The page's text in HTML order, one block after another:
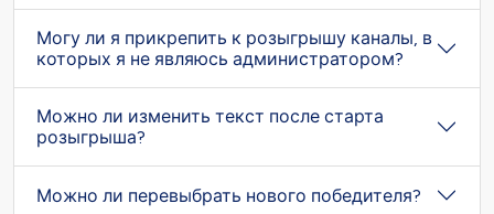
Могу ли я прикрепить к розыгрышу каналы, в
которых я не являюсь администратором?
Можно ли изменить текст после старта
розыгрыша?
Можно ли перевыбрать нового победителя?